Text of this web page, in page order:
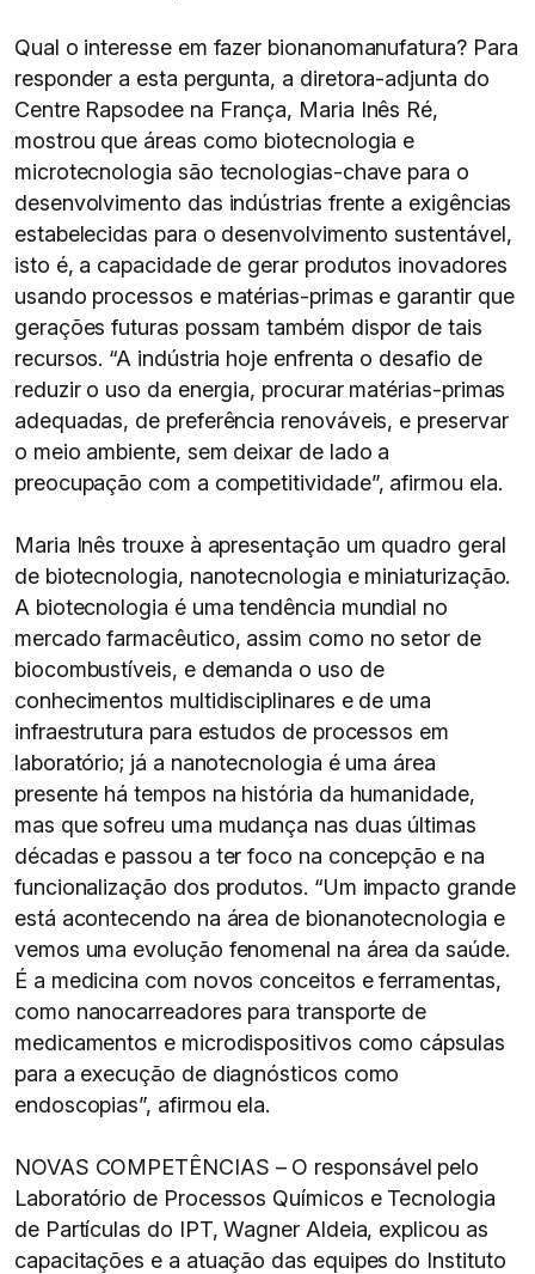
Qual o interesse em fazer bionanomanufatura? Para
responder a esta pergunta, a diretora-adjunta do
Centre Rapsodee na França, Maria Inês Ré,
mostrou que áreas como biotecnologia e
microtecnologia são tecnologias-chave para o
desenvolvimento das indústrias frente a exigências
estabelecidas para o desenvolvimento sustentável,
isto é, a capacidade de gerar produtos inovadores
usando processos e matérias-primas e garantir que
gerações futuras possam também dispor de tais
recursos. “A indústria hoje enfrenta o desafio de
reduzir o uso da energia, procurar matérias-primas
adequadas, de preferência renováveis, e preservar
o meio ambiente, sem deixar de lado a
preocupação com a competitividade”, afirmou ela.
Maria Inês trouxe à apresentação um quadro geral
de biotecnologia, nanotecnologia e miniaturização.
A biotecnologia é uma tendência mundial no
mercado farmacêutico, assim como no setor de
biocombustíveis, e demanda o uso de
conhecimentos multidisciplinares e de uma
infraestrutura para estudos de processos em
laboratório; já a nanotecnologia é uma área
presente há tempos na história da humanidade,
mas que sofreu uma mudança nas duas últimas
décadas e passou a ter foco na concepção e na
funcionalização dos produtos. “Um impacto grande
está acontecendo na área de bionanotecnologia e
vemos uma evolução fenomenal na área da saúde.
É a medicina com novos conceitos e ferramentas,
como nanocarreadores para transporte de
medicamentos e microdispositivos como cápsulas
para a execução de diagnósticos como
endoscopias”, afirmou ela.
NOVAS COMPETÊNCIAS – O responsável pelo
Laboratório de Processos Químicos e Tecnologia
de Partículas do IPT, Wagner Aldeia, explicou as
capacitações e a atuação das equipes do Instituto